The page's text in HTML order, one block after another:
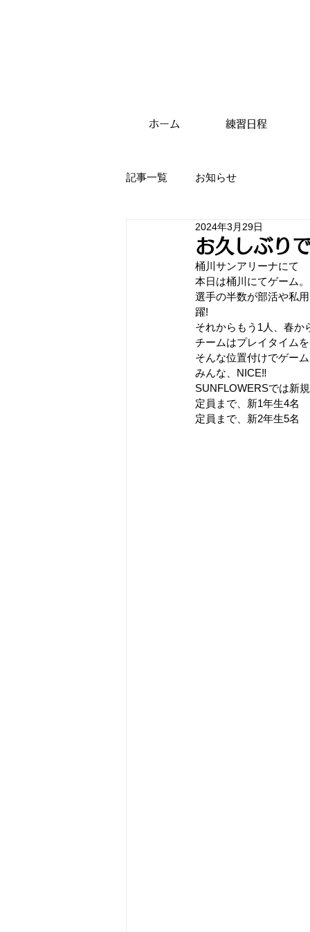
ホーム 練習日程
記事一覧 お知らせ
お久しぶり
2024年3月29日
桶川サンアリーナにて
本日は桶川にてゲーム。
選手の半数が部活や私
躍!
それからもう1人、春か
チームはプレイタイム
そんな位置付けでゲー
みんな、NICE‼
SUNFLOWERSでは新
定員まで、新1年生4名
定員まで、新2年生5名